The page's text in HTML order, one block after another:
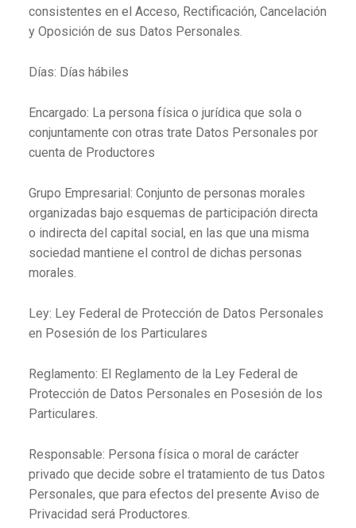
consistentes en el Acceso, Rectificación, Cancelación
y Oposición de sus Datos Personales.
Días: Días hábiles
Encargado: La persona física o jurídica que sola o
conjuntamente con otras trate Datos Personales por
cuenta de Productores
Grupo Empresarial: Conjunto de personas morales
organizadas bajo esquemas de participación directa
o indirecta del capital social, en las que una misma
sociedad mantiene el control de dichas personas
morales.
Ley: Ley Federal de Protección de Datos Personales
en Posesión de los Particulares
Reglamento: El Reglamento de la Ley Federal de
Protección de Datos Personales en Posesión de los
Particulares.
Responsable: Persona física o moral de carácter
privado que decide sobre el tratamiento de tus Datos
Personales, que para efectos del presente Aviso de
Privacidad será Productores.